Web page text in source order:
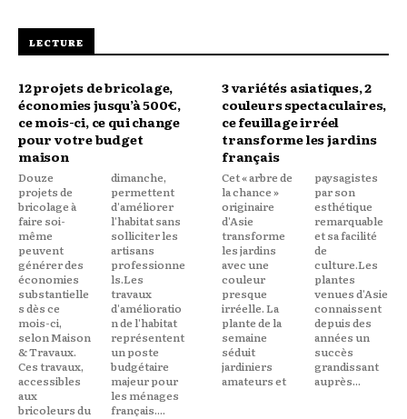
LECTURE
12 projets de bricolage,
économies jusqu’à 500€,
ce mois-ci, ce qui change
pour votre budget
maison
Douze
projets de
bricolage à
faire soi-
même
peuvent
générer des
économies
substantielle
s dès ce
mois-ci,
selon Maison
& Travaux.
Ces travaux,
accessibles
aux
bricoleurs du
dimanche,
permettent
d'améliorer
l'habitat sans
solliciter les
artisans
professionne
ls.Les
travaux
d'amélioratio
n de l'habitat
représentent
un poste
budgétaire
majeur pour
les ménages
français....
3 variétés asiatiques, 2
couleurs spectaculaires,
ce feuillage irréel
transforme les jardins
français
Cet « arbre de
la chance »
originaire
d'Asie
transforme
les jardins
avec une
couleur
presque
irréelle. La
plante de la
semaine
séduit
jardiniers
amateurs et
paysagistes
par son
esthétique
remarquable
et sa facilité
de
culture.Les
plantes
venues d'Asie
connaissent
depuis des
années un
succès
grandissant
auprès...